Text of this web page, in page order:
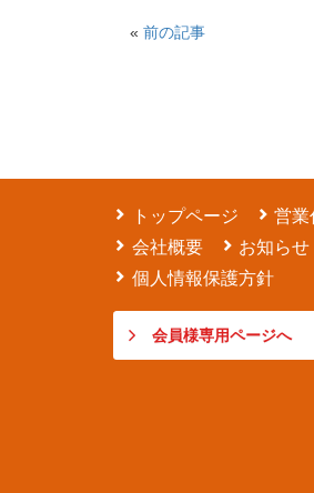
« 前の記事
トップページ 営業
会社概要
お知らせ
個人情報保護方針
会員様専用ページへ